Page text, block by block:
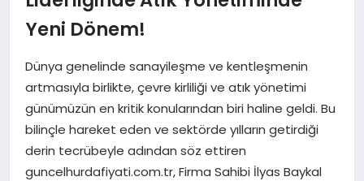
DÜNYA
TEKNOLOJI
SIYASET
Yeni Dönem!
Dünya genelinde sanayileşme ve kentleşmenin
artmasıyla birlikte, çevre kirliliği ve atık yönetimi
günümüzün en kritik konularından biri haline geldi. Bu
bilinçle hareket eden ve sektörde yılların getirdiği
derin tecrübeyle adından söz ettiren
guncelhurdafiyati.com.tr, Firma Sahibi İlyas Baykal